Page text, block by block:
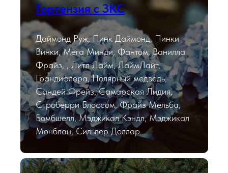
Гортензия с ЗКС
Даймонд Руж, Пинк Даймонд, Пинки
Винки, Мега Минди, Фантом, Ванилла
Фрайз, , Литл Лайм, ЛаймЛайт,
Грандифлора, Полярный медведь,
Сандей Фрейз, Самарская Лидия,
Строберри Блоссом, Фрайз Мельба,
Бомбшелл, Мэджикал Кэндл, Мэджикал
Монблан, Сильвер Доллар.